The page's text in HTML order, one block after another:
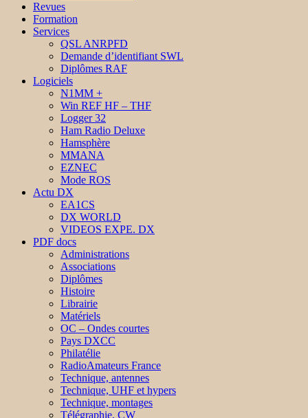
Revues
Formation
Services
QSL ANRPFD
Demande d’identifiant SWL
Diplômes RAF
Logiciels
N1MM +
Win REF HF – THF
Logger 32
Ham Radio Deluxe
Hamsphère
MMANA
EZNEC
Mode ROS
Actu DX
EA1CS
DX WORLD
VIDEOS EXPE. DX
PDF docs
Administrations
Associations
Diplômes
Histoire
Librairie
Matériels
OC – Ondes courtes
Pays DXCC
Philatélie
RadioAmateurs France
Technique, antennes
Technique, UHF et hypers
Technique, montages
Télégraphie, CW